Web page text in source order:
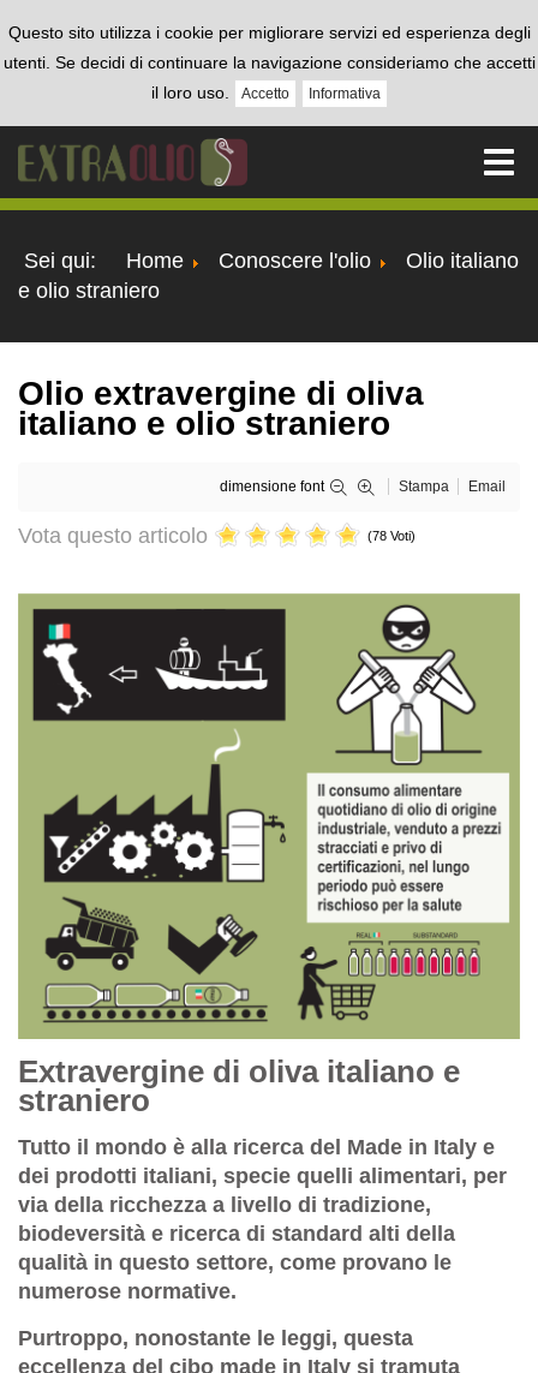
Questo sito utilizza i cookie per migliorare servizi ed esperienza degli
utenti. Se decidi di continuare la navigazione consideriamo che accetti
il loro uso.
Accetto Informativa
Sei qui: Home Conoscere l'olio
Olio italiano
e olio straniero
Olio extravergine di oliva
italiano e olio straniero
dimensione font Stampa Email
Vota questo articolo (78 Voti)
Extravergine di oliva italiano e
straniero
Tutto il mondo è alla ricerca del Made in Italy e
dei prodotti italiani, specie quelli alimentari, per
via della ricchezza a livello di tradizione,
biodeversità e ricerca di standard alti della
qualità in questo settore, come provano le
numerose normative.
Purtroppo, nonostante le leggi, questa
eccellenza del cibo made in Italy si tramuta